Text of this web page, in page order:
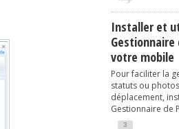
Installer et
Gestionnaire
votre mobile
Pour faciliter la
statuts ou
déplacement,
Gestionnaire de
3